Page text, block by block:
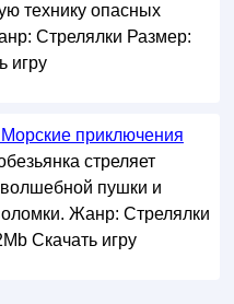
технику опасных
Стрелялки Размер:
игру
приключения
стреляет
пушки и
Жанр: Стрелялки
Скачать игру